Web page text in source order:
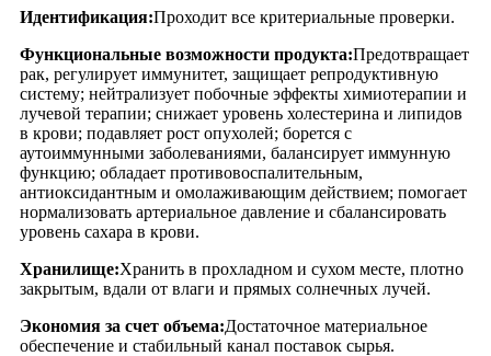
Идентификация:Проходит все критериальные проверки.
Функциональные возможности продукта:Предотвращает
рак, регулирует иммунитет, защищает репродуктивную
систему; нейтрализует побочные эффекты химиотерапии и
лучевой терапии; снижает уровень холестерина и липидов
в крови; подавляет рост опухолей; борется с
аутоиммунными заболеваниями, балансирует иммунную
функцию; обладает противовоспалительным,
антиоксидантным и омолаживающим действием; помогает
нормализовать артериальное давление и сбалансировать
уровень сахара в крови.
Хранилище:Хранить в прохладном и сухом месте, плотно
закрытым, вдали от влаги и прямых солнечных лучей.
Экономия за счет объема:Достаточное материальное
обеспечение и стабильный канал поставок сырья.